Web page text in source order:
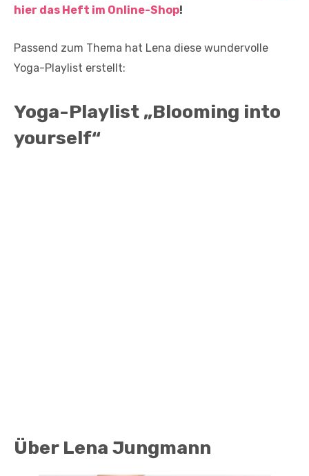
hier das Heft im Online-Shop!
Passend zum Thema hat Lena diese wundervolle
Yoga-Playlist erstellt:
Yoga-Playlist „Blooming into
yourself“
Über Lena Jungmann